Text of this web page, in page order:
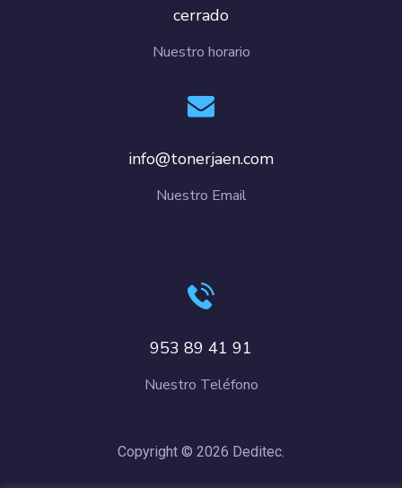
cerrado
Nuestro horario
info@tonerjaen.com
Nuestro Email
953 89 41 91
Nuestro Teléfono
Copyright © 2026 Deditec.